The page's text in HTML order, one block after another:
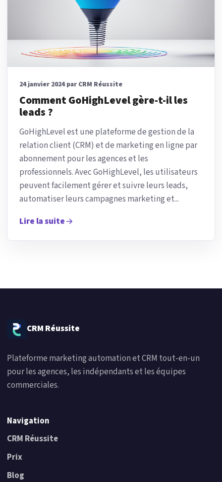
24 janvier 2024 par CRM Réussite
Comment GoHighLevel gère-t-il les
leads ?
GoHighLevel est une plateforme de gestion de la
relation client (CRM) et de marketing en ligne par
abonnement pour les agences et les
professionnels. Avec GoHighLevel, les utilisateurs
peuvent facilement gérer et suivre leurs leads,
automatiser leurs campagnes marketing et...
Lire la suite
CRM Réussite
Plateforme marketing automation et CRM tout-en-un
pour les agences, les indépendants et les équipes
commerciales.
Navigation
CRM Réussite
Prix
Blog